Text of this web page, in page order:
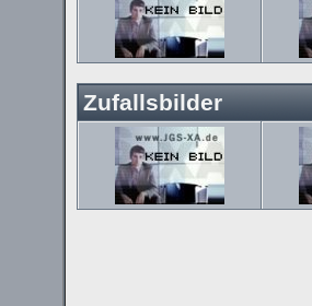
Zufallsbilder